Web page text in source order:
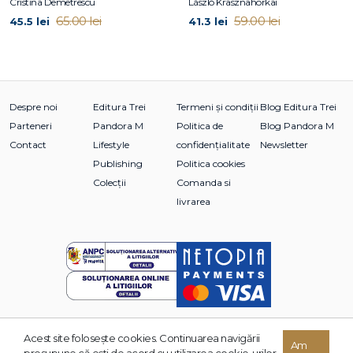
45.5 lei 65.00 lei 41.3 lei 59.00 lei
Despre noi
Parteneri
Contact
Editura Trei
Pandora M
Lifestyle
Publishing
Colecții
Termeni și condiții
Politica de
confidențialitate
Politica cookies
Comanda si
livrarea
Blog Editura Trei
Blog Pandora M
Newsletter
© 2026 Grupul Editorial TREI. Toate drepturile rezervate.
Acest site foloseşte cookies. Continuarea navigării
Am